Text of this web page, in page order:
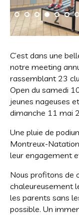
C’est dans une
notre meeting
rassemblant 23
Open du samedi
jeunes nageuses
dimanche 11 mai
Une pluie de
Montreux-
leur engagement
Nous profitons de
chaleureusement
les parents sans
possible. Un